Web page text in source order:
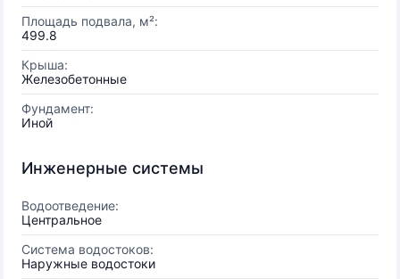
Площадь подвала, м²:
499.8
Крыша:
Железобетонные
Фундамент:
Иной
Инженерные системы
Водоотведение:
Центральное
Система водостоков:
Наружные водостоки